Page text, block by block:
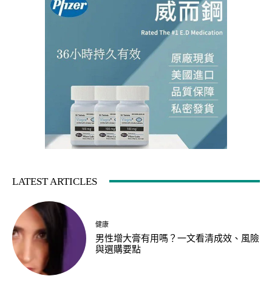
LATEST ARTICLES
健康
男性增大膏有用嗎？一文看清成效、風險
與選購要點